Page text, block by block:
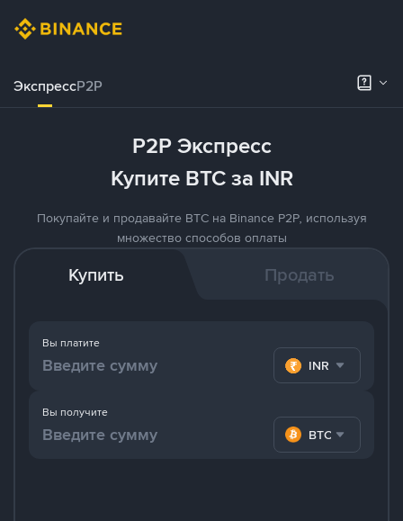
ЭкспрессP2P
P2P Экспресс
Купите BTC за INR
Покупайте и продавайте BTC на Binance P2P, используя
множество способов оплаты
Купить Продать
Вы платите
INR
Вы получите
BTC